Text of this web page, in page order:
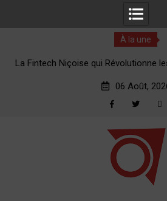
À la une
les Transferts
1 Appli, 2 Minutes : La
06 Août,